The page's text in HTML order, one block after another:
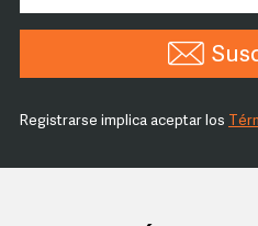
Registrarse implica aceptar los